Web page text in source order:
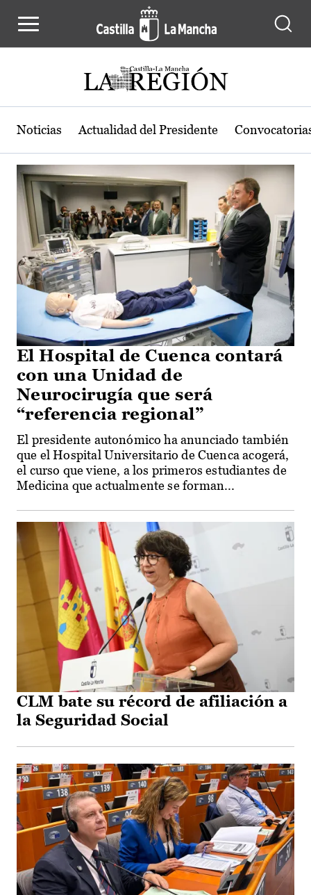
Actualidad de la región de Castilla-
Noticias Actualidad del Presidente
El Hospital de Cuenca contará
con una Unidad de
Neurocirugía que será
“referencia regional”
El presidente autonómico ha anunciado también
que el Hospital Universitario de Cuenca acogerá,
el curso que viene, a los primeros estudiantes de
Medicina que actualmente se forman...
CLM bate su récord de afiliación a
la Seguridad Social